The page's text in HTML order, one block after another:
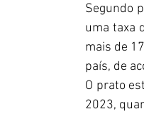
Segundo
uma taxa
mais de
país, de
O prato
2023,